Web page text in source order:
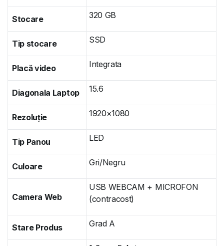
Stocare 320 GB
Tip stocare SSD
Placă video Integrata
Diagonala Laptop 15.6
Rezoluție 1920×1080
Tip Panou LED
Culoare Gri/Negru
Camera Web
USB WEBCAM + MICROFON
(contracost)
Stare Produs Grad A